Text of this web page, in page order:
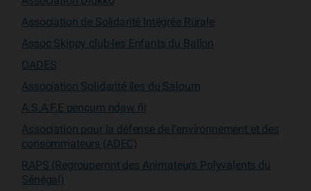
Association de Solidarité Intégrée Rurale
Assoc Skippy club-les Enfants du Ballon
OADES
Association Solidarité îles du Saloum
A.S.A.F.E pencum ndaw ñi
Association pour la défense de l’environnement et des
consommateurs (ADEC)
RAPS (Regroupemnt des Animateurs Polyvalents du
Sénégal)